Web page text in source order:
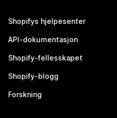
Shopifys hjelpesenter
API-dokumentasjon
Shopify-fellesskapet
Shopify-blogg
Forskning